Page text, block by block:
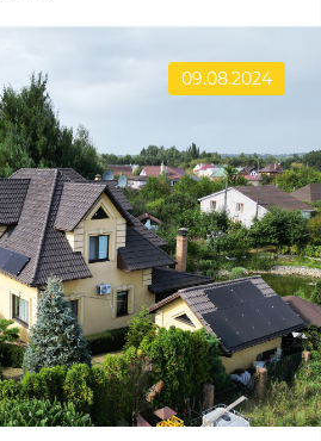
09.08.2024